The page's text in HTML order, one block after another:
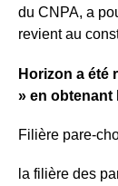
du CNPA, a
revient au
Horizon a été
» en obtenant
Filière pare-
la filière des